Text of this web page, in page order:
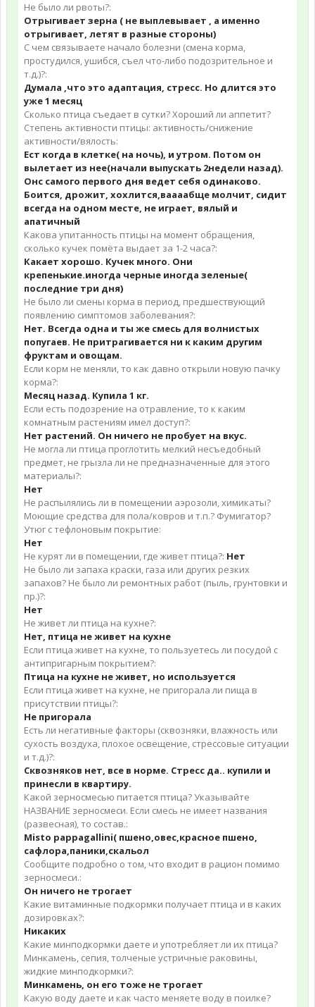
Не было ли рвоты?:
Отрыгивает зерна ( не выплевывает , а именно
отрыгивает, летят в разные стороны)
С чем связываете начало болезни (смена корма,
простудился, ушибся, съел что-либо подозрительное и
т.д.)?:
Думала ,что это адаптация, стресс. Но длится это
уже 1 месяц
Сколько птица съедает в сутки? Хороший ли аппетит?
Степень активности птицы: активность/снижение
активности/вялость:
Ест когда в клетке( на ночь), и утром. Потом он
вылетает из нее(начали выпускать 2недели назад).
Онс самого первого дня ведет себя одинаково.
Боится, дрожит, хохлится,ваааабще молчит, сидит
всегда на одном месте, не играет, вялый и
апатичный
Какова упитанность птицы на момент обращения,
сколько кучек помёта выдает за 1-2 часа?:
Какает хорошо. Кучек много. Они
крепенькие.иногда черные иногда зеленые(
последние три дня)
Не было ли смены корма в период, предшествующий
появлению симптомов заболевания?:
Нет. Всегда одна и ты же смесь для волнистых
попугаев. Не притрагивается ни к каким другим
фруктам и овощам.
Если корм не меняли, то как давно открыли новую пачку
корма?:
Месяц назад. Купила 1 кг.
Если есть подозрение на отравление, то к каким
комнатным растениям имел доступ?:
Нет растений. Он ничего не пробует на вкус.
Не могла ли птица проглотить мелкий несъедобный
предмет, не грызла ли не предназначенные для этого
материалы?:
Нет
Не распылялись ли в помещении аэрозоли, химикаты?
Моющие средства для пола/ковров и т.п.? Фумигатор?
Утюг с тефлоновым покрытие:
Нет
Не курят ли в помещении, где живет птица?: Нет
Не было ли запаха краски, газа или других резких
запахов? Не было ли ремонтных работ (пыль, грунтовки и
пр.)?:
Нет
Не живет ли птица на кухне?:
Нет, птица не живет на кухне
Если птица живет на кухне, то пользуетесь ли посудой с
антипригарным покрытием?:
Птица на кухне не живет, но используется
Если птица живет на кухне, не пригорала ли пища в
присутствии птицы?:
Не пригорала
Есть ли негативные факторы (сквозняки, влажность или
сухость воздуха, плохое освещение, стрессовые ситуации
и т.д.)?:
Сквозняков нет, все в норме. Стресс да.. купили и
принесли в квартиру.
Какой зерносмесью питается птица? Указывайте
НАЗВАНИЕ зерносмеси. Если смесь не имеет названия
(развесная), то состав.:
Misto pappagallini( пшено,овес,красное пшено,
сафлора,паники,скальол
Сообщите подробно о том, что входит в рацион помимо
зерносмеси.:
Он ничего не трогает
Какие витаминные подкормки получает птица и в каких
дозировках?:
Никаких
Какие минподкормки даете и употребляет ли их птица?
Минкамень, сепия, толченые устричные раковины,
жидкие минподкормки?:
Минкамень, он его тоже не трогает
Какую воду даете и как часто меняете воду в поилке?